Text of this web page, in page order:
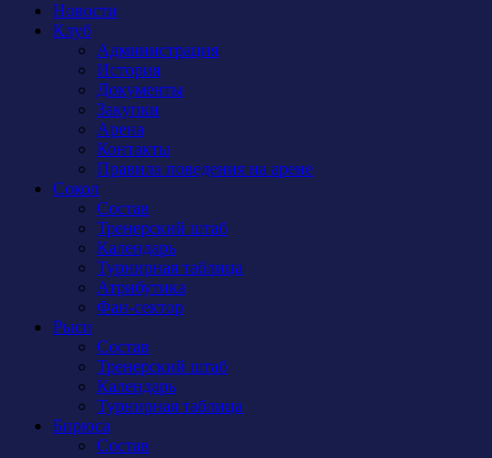
Новости
Клуб
Администрация
История
Документы
Закупки
Арена
Контакты
Правила поведения на арене
Сокол
Состав
Тренерский штаб
Календарь
Турнирная таблица
Атрибутика
Фан-сектор
Рыси
Состав
Тренерский штаб
Календарь
Турнирная таблица
Бирюса
Состав